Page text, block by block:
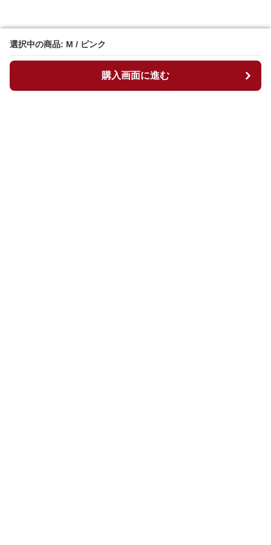
選択中の商品: M / ピンク
購入画面に進む
選択中の商品: M / ピンク
購入画面に進む